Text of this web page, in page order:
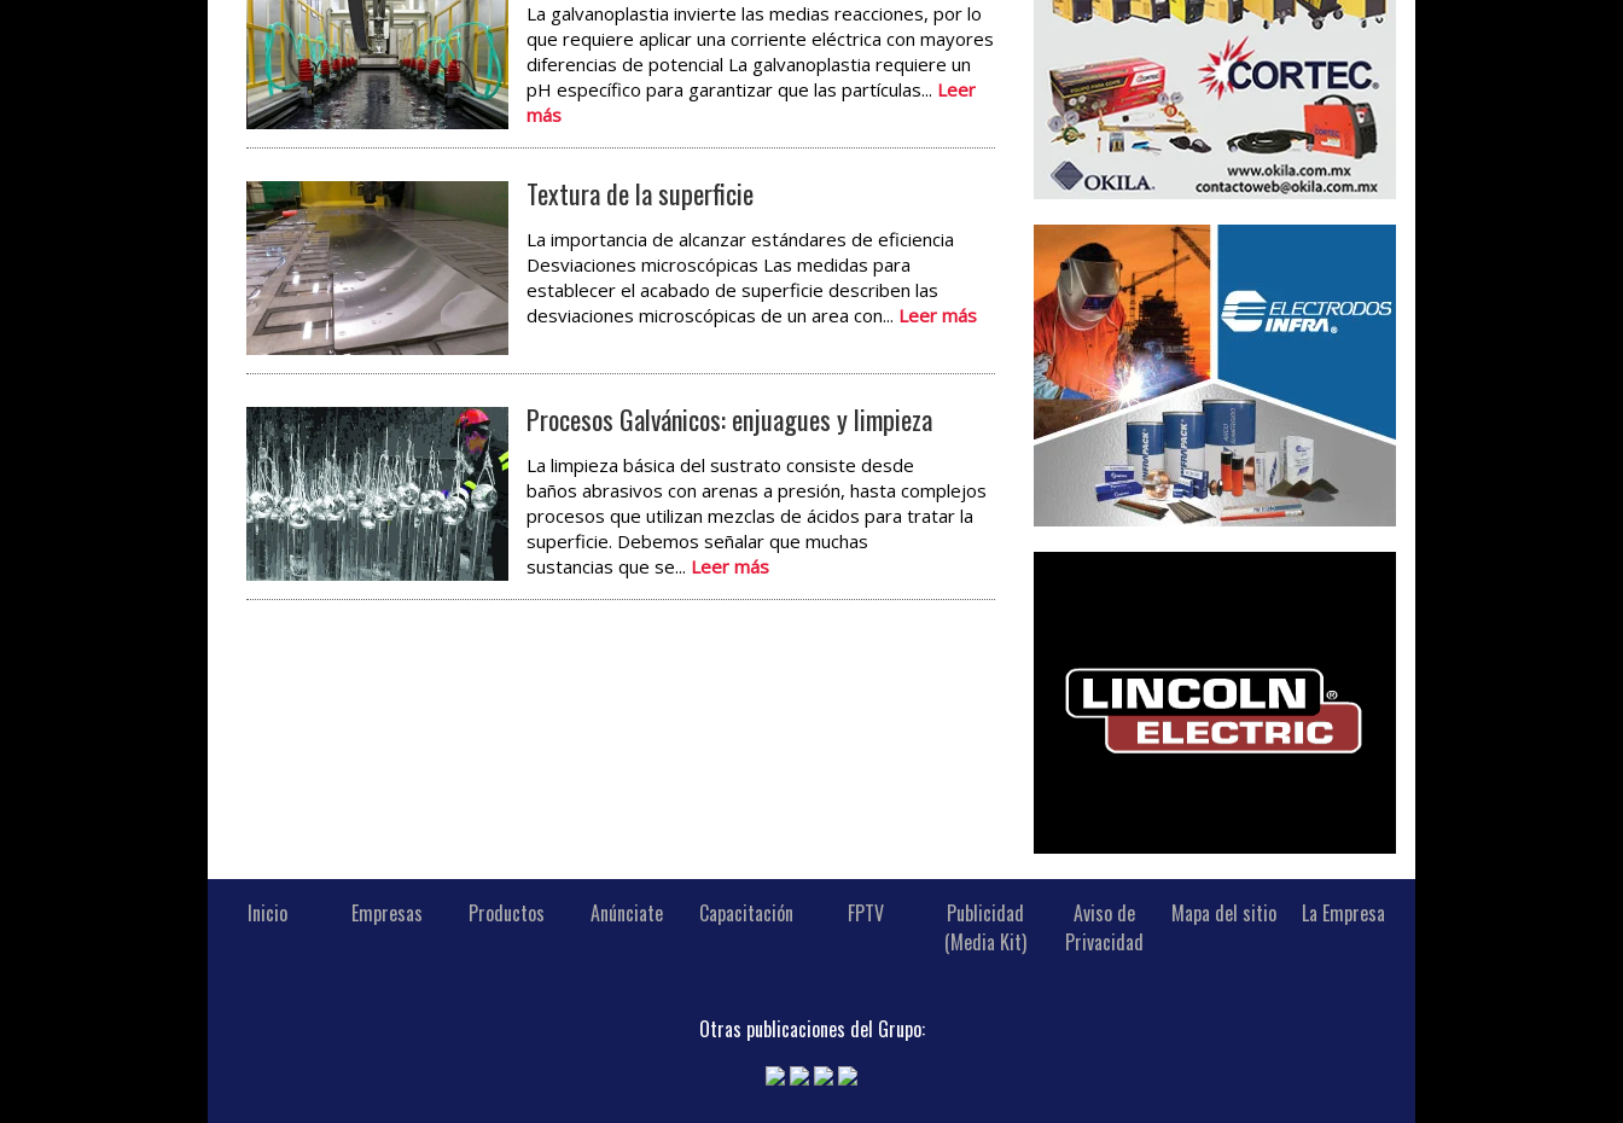
La galvanoplastia invierte las medias reacciones, por lo
que requiere aplicar una corriente eléctrica con mayores
diferencias de potencial La galvanoplastia requiere un
pH específico para garantizar que las partículas... Leer
más
Textura de la superficie
La importancia de alcanzar estándares de eficiencia
Desviaciones microscópicas Las medidas para
establecer el acabado de superficie describen las
desviaciones microscópicas de un area con... Leer más
Procesos Galvánicos: enjuagues y limpieza
La limpieza básica del sustrato consiste desde
baños abrasivos con arenas a presión, hasta complejos
procesos que utilizan mezclas de ácidos para tratar la
superficie. Debemos señalar que muchas
sustancias que se... Leer más
Inicio Empresas Productos Anúnciate Capacitación FPTV
Publicidad
(Media Kit)
Aviso de
Privacidad
Mapa del sitio La Empresa
Otras publicaciones del Grupo: